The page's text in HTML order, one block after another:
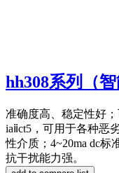
hh308系列（
准确度高、稳定性好
iaⅱct5，可用于各种恶
性介质；4~20ma dc
抗干扰能力强。